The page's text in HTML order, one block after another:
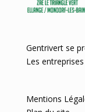
Gentrivert se
Les entreprises
Mentions